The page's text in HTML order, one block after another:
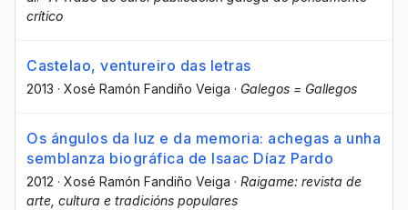
crítico
Castelao, ventureiro das letras
2013 · Xosé Ramón Fandiño Veiga · Galegos = Gallegos
Os ángulos da luz e da memoria: achegas a unha
semblanza biográfica de Isaac Díaz Pardo
2012 · Xosé Ramón Fandiño Veiga · Raigame: revista de
arte, cultura e tradicións populares